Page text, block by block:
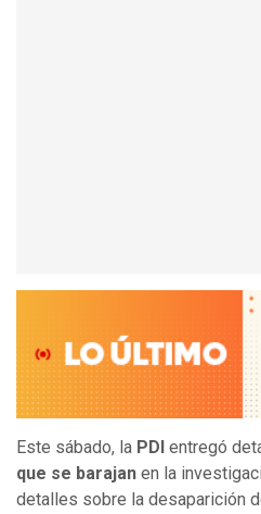
Este sábado, la PDI entregó
que se barajan en la
detalles sobre la desaparición